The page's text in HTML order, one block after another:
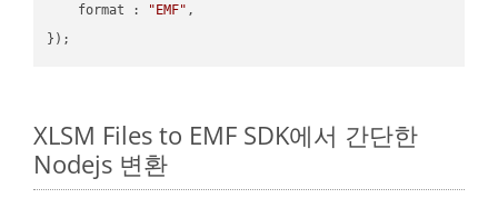
format : "EMF" ,
XLSM Files to EMF SDK에서 간단한
Nodejs 변환